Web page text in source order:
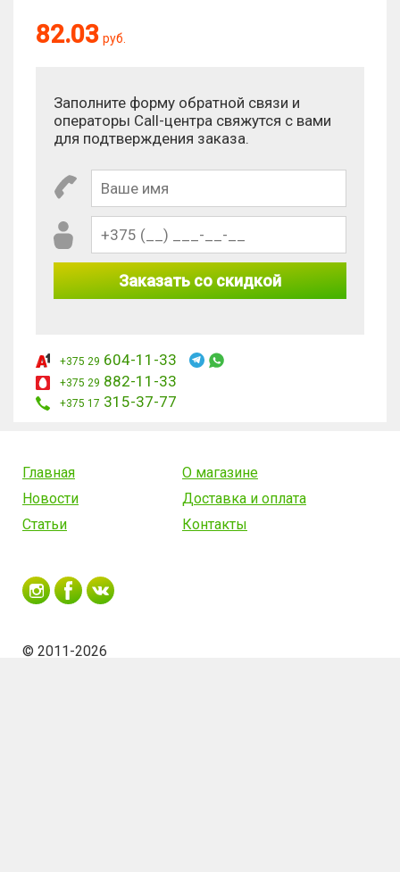
82.03 руб.
Заполните форму обратной связи и
операторы Call-центра свяжутся с вами
для подтверждения заказа.
Заказать со скидкой
+375 29 604-11-33
+375 29 882-11-33
+375 17 315-37-77
Главная
О магазине
Новости
Доставка и оплата
Статьи
Контакты
© 2011-2026